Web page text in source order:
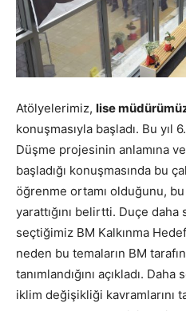
Atölyelerimiz, lise
konuşmasıyla başladı. Bu yıl
Düşme projesinin anlamına
başladığı konuşmasında bu
öğrenme ortamı olduğunu,
yarattığını belirtti. Duçe daha
seçtiğimiz BM Kalkınma
neden bu temaların BM
tanımlandığını açıkladı.
iklim değişikliği kavramlarını